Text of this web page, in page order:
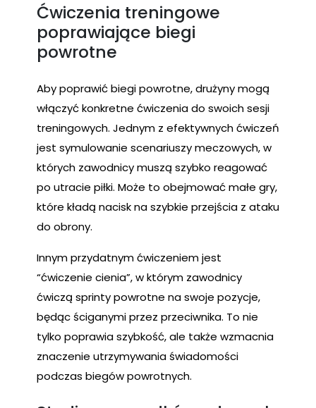
Ćwiczenia treningowe
poprawiające biegi
powrotne
Aby poprawić biegi powrotne, drużyny mogą
włączyć konkretne ćwiczenia do swoich sesji
treningowych. Jednym z efektywnych ćwiczeń
jest symulowanie scenariuszy meczowych, w
których zawodnicy muszą szybko reagować
po utracie piłki. Może to obejmować małe gry,
które kładą nacisk na szybkie przejścia z ataku
do obrony.
Innym przydatnym ćwiczeniem jest
“ćwiczenie cienia”, w którym zawodnicy
ćwiczą sprinty powrotne na swoje pozycje,
będąc ściganymi przez przeciwnika. To nie
tylko poprawia szybkość, ale także wzmacnia
znaczenie utrzymywania świadomości
podczas biegów powrotnych.